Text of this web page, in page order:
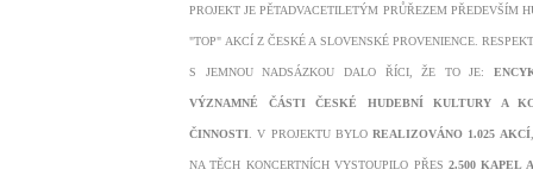
PROJEKT JE PĚTADVACETILETÝM PRŮŘEZEM PŘEDEVŠÍM
"TOP" AKCÍ Z ČESKÉ A SLOVENSKÉ PROVENIENCE.
S JEMNOU NADSÁZKOU DALO ŘÍCI, ŽE TO JE:
VÝZNAMNÉ ČÁSTI ČESKÉ HUDEBNÍ KULTURY A
ČINNOSTI . V PROJEKTU BYLOREALIZOVÁNO 1.025 AKCÍ
NA TĚCH KONCERTNÍCH VYSTOUPILO PŘES 2.500 KAPEL